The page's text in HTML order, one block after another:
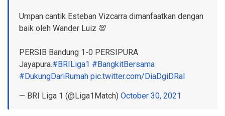
Umpan cantik Esteban Vizcarra dimanfaatkan dengan
baik oleh Wander Luiz 💯
PERSIB Bandung 1-0 PERSIPURA
Jayapura.#BRILiga1 #BangkitBersama
#DukungDariRumah pic.twitter.com/DiaDgiDRaI
— BRI Liga 1 (@Liga1Match) October 30, 2021